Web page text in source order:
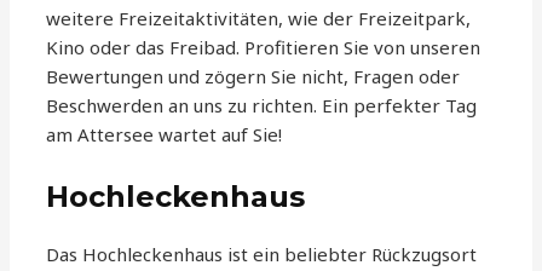
weitere Freizeitaktivitäten, wie der Freizeitpark,
Kino oder das Freibad. Profitieren Sie von unseren
Bewertungen und zögern Sie nicht, Fragen oder
Beschwerden an uns zu richten. Ein perfekter Tag
am Attersee wartet auf Sie!
Hochleckenhaus
Das Hochleckenhaus ist ein beliebter Rückzugsort